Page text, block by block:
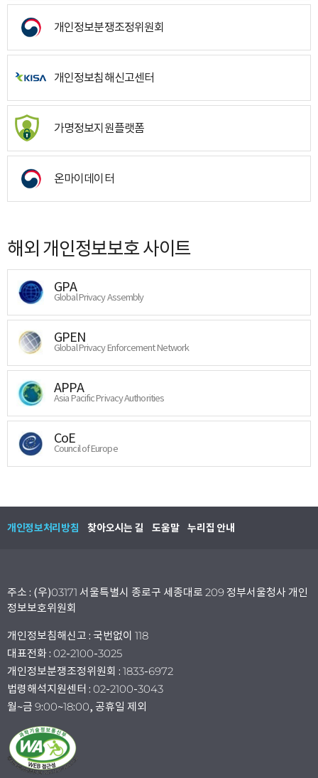
개인정보분쟁조정위원회
개인정보침해신고센터
가명정보지원플랫폼
온마이데이터
해외 개인정보보호 사이트
GPA
Global Privacy Assembly
GPEN
Global Privacy Enforcement Network
APPA
Asia Pacific Privacy Authorities
CoE
Council of Europe
개인정보처리방침 찾아오시는 길 도움말 누리집 안내
주소 : (우)03171 서울특별시 종로구 세종대로 209 정부서울청사 개인
정보보호위원회
개인정보침해신고 : 국번없이 118
대표전화 : 02-2100-3025
개인정보분쟁조정위원회 : 1833-6972
법령해석지원센터 : 02-2100-3043
월~금 9:00~18:00, 공휴일 제외